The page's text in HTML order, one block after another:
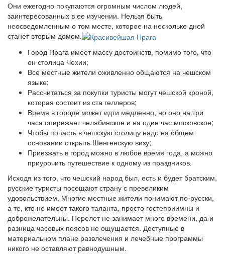
Они ежегодно покупаются огромным числом людей,
заинтересованных в ее изучении. Нельзя быть
неосведомленным о том месте, которое на несколько дней
станет вторым домом.
Город Прага имеет массу достоинств, помимо того, что
он столица Чехии;
Все местные жители оживленно общаются на чешском
языке;
Рассчитаться за покупки туристы могут чешской кроной,
которая состоит из ста геллеров;
Время в городе может идти медленно, но оно на три
часа опережает челябинское и на один час московское;
Чтобы попасть в чешскую столицу надо на общем
основании открыть Шенгенскую визу;
Приезжать в город можно в любое время года, а можно
приурочить путешествие к одному из праздников.
Исходя из того, что чешский народ был, есть и будет братским,
русские туристы посещают страну с превеликим
удовольствием. Многие местные жители понимают по-русски,
а те, кто не имеет такого таланта, просто гостеприимны и
доброжелательны. Перелет не занимает много времени, да и
разница часовых поясов не ощущается. Доступные в
материальном плане развлечения и лечебные программы
никого не оставляют равнодушным.